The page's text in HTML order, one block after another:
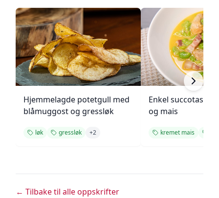
Hjemmelagde potetgull med
blåmuggost og gressløk
løk gressløk +2
Enkel succotash
og mais
kremet mais
← Tilbake til alle oppskrifter